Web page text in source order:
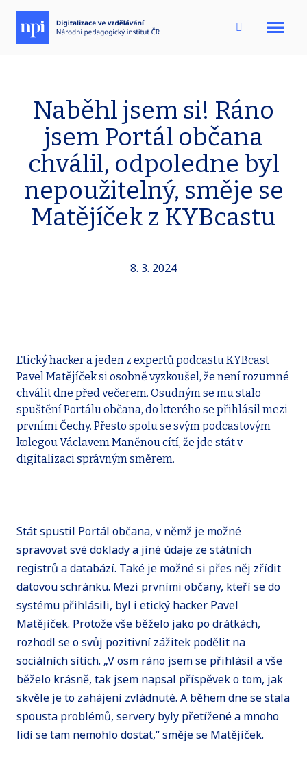
Menu
Naběhl jsem si! Ráno
jsem Portál občana
chválil, odpoledne byl
nepoužitelný, směje se
Matějíček z KYBcastu
8. 3. 2024
Etický hacker a jeden z expertů podcastu KYBcast
Pavel Matějíček si osobně vyzkoušel, že není rozumné
chválit dne před večerem. Osudným se mu stalo
spuštění Portálu občana, do kterého se přihlásil mezi
prvními Čechy. Přesto spolu se svým podcastovým
kolegou Václavem Maněnou cítí, že jde stát v
digitalizaci správným směrem.
Stát spustil Portál občana, v němž je možné
spravovat své doklady a jiné údaje ze státních
registrů a databází. Také je možné si přes něj zřídit
datovou schránku. Mezi prvními občany, kteří se do
systému přihlásili, byl i etický hacker Pavel
Matějíček. Protože vše běželo jako po drátkách,
rozhodl se o svůj pozitivní zážitek podělit na
sociálních sítích. „V osm ráno jsem se přihlásil a vše
běželo krásně, tak jsem napsal příspěvek o tom, jak
skvěle je to zahájení zvládnuté. A během dne se stala
spousta problémů, servery byly přetížené a mnoho
lidí se tam nemohlo dostat,“ směje se Matějíček.